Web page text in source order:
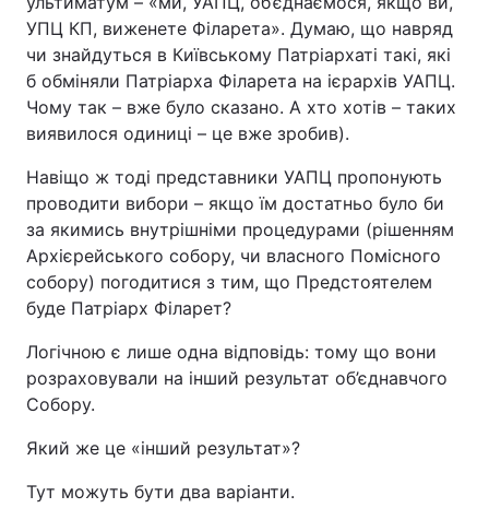
УПЦ КП, виженете Філарета». Думаю, що навряд
чи знайдуться в Київському Патріархаті такі, які
б обміняли Патріарха Філарета на ієрархів УАПЦ.
Чому так – вже було сказано. А хто хотів – таких
виявилося одиниці – це вже зробив).
Навіщо ж тоді представники УАПЦ пропонують
проводити вибори – якщо їм достатньо було би
за якимись внутрішніми процедурами (рішенням
Архієрейського собору, чи власного Помісного
собору) погодитися з тим, що Предстоятелем
буде Патріарх Філарет?
Логічною є лише одна відповідь: тому що вони
розраховували на інший результат об’єднавчого
Собору.
Який же це «інший результат»?
Тут можуть бути два варіанти.